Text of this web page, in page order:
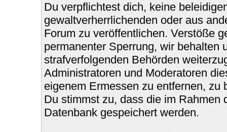
Du verpflichtest dich, keine
gewaltverherrlichenden oder aus
Forum zu veröffentlichen. Verstöße
permanenter Sperrung, wir behalten
strafverfolgenden Behörden
Administratoren und Moderatoren
eigenem Ermessen zu entfernen, zu
Du stimmst zu, dass die im Rahmen
Datenbank gespeichert werden.